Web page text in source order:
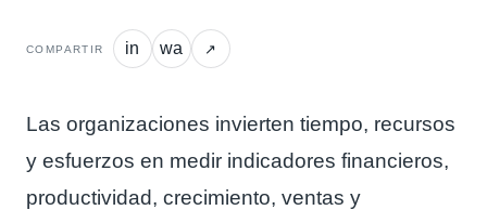
COMPARTIR in wa ↗
Las organizaciones invierten tiempo, recursos
y esfuerzos en medir indicadores financieros,
productividad, crecimiento, ventas y